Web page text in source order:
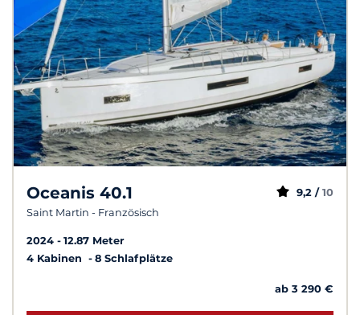
Oceanis 40.1
Saint Martin - Französisch
9,2 / 10
2024
12.87 Meter
4 Kabinen
8 Schlafplätze
ab 3 290 €